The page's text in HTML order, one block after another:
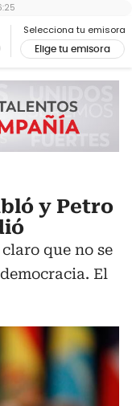
Selecciona tu emisora
Elige tu emisora
y Petro
que no se
El